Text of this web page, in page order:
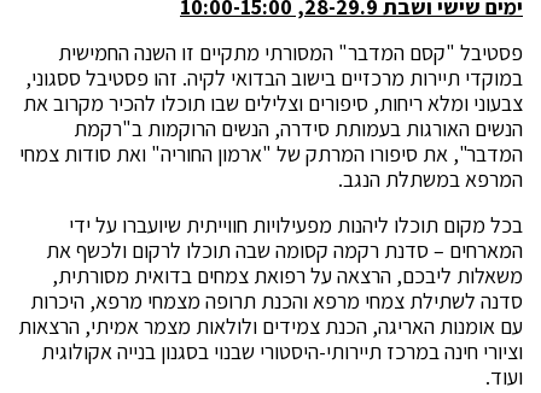
ימים שישי ושבת 28-29.9, 10:00-15:00
פסטיבל "קסם המדבר" המסורתי מתקיים זו השנה החמישית
במוקדי תיירות מרכזיים בישוב הבדואי לקיה. זהו פסטיבל ססגוני,
צבעוני ומלא ריחות, סיפורים וצלילים שבו תוכלו להכיר מקרוב את
הנשים האורגות בעמותת סידרה, הנשים הרוקמות ב"רקמת
המדבר", את סיפורו המרתק של "ארמון החוריה" ואת סודות צמחי
המרפא במשתלת הנגב.
בכל מקום תוכלו ליהנות מפעילויות חווייתית שיועברו על ידי
המארחים – סדנת רקמה קסומה שבה תוכלו לרקום ולכשף את
משאלות ליבכם, הרצאה על רפואת צמחים בדואית מסורתית,
סדנה לשתילת צמחי מרפא והכנת תרופה מצמחי מרפא, היכרות
עם אומנות האריגה, הכנת צמידים ולולאות מצמר אמיתי, הרצאות
וציורי חינה במרכז תיירותי-היסטורי שבנוי בסגנון בנייה אקולוגית
ועוד.